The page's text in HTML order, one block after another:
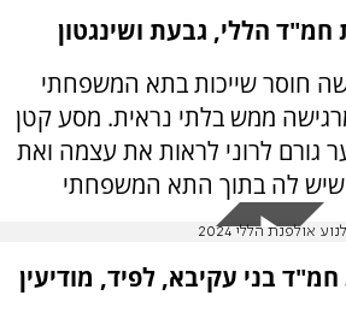
הללי, גבעת ושינגטון
ה-10, מרגישה חוסר שייכות בתא המשפחתי
ממש בלתי נראית. מסע קטן
גורם לרוני לראות את עצמה ואת
לה בתוך התא המשפחתי
הללי 2024
בני עקיבא, לפיד, מודיעין